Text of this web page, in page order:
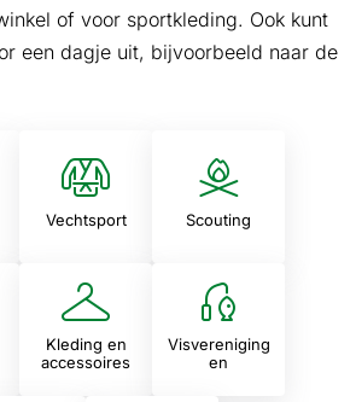
of voor sportkleding. Ook kunt
een dagje uit, bijvoorbeeld naar de
Vechtsport Scouting
Kleding en
accessoires
Visvereniging
en